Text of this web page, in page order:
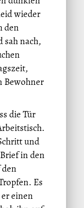
wieder
den
sah nach,
Bewohner
die Tür
und
in den
Es
einen